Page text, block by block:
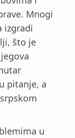
Mnogi
izgradi
što je
pitanje, a
u